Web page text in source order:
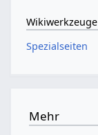
Wikiwerkzeuge
Spezialseiten
Mehr